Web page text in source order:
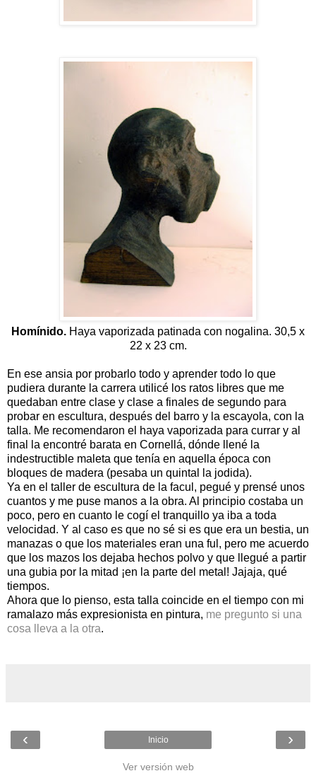
Homínido. Haya vaporizada patinada con nogalina. 30,5 x
22 x 23 cm.
En ese ansia por probarlo todo y aprender todo lo que
pudiera durante la carrera utilicé los ratos libres que me
quedaban entre clase y clase a finales de segundo para
probar en escultura, después del barro y la escayola, con la
talla. Me recomendaron el haya vaporizada para currar y al
final la encontré barata en Cornellá, dónde llené la
indestructible maleta que tenía en aquella época con
bloques de madera (pesaba un quintal la jodida).
Ya en el taller de escultura de la facul, pegué y prensé unos
cuantos y me puse manos a la obra. Al principio costaba un
poco, pero en cuanto le cogí el tranquillo ya iba a toda
velocidad. Y al caso es que no sé si es que era un bestia, un
manazas o que los materiales eran una ful, pero me acuerdo
que los mazos los dejaba hechos polvo y que llegué a partir
una gubia por la mitad ¡en la parte del metal! Jajaja, qué
tiempos.
Ahora que lo pienso, esta talla coincide en el tiempo con mi
ramalazo más expresionista en pintura, me pregunto si una
cosa lleva a la otra.
‹ ›
Inicio
Ver versión web